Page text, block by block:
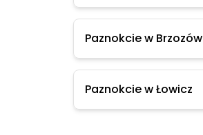
Paznokcie w Brzozów
Paznokcie w Łowicz